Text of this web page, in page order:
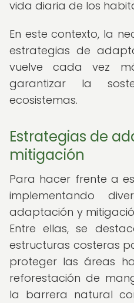
vida diaria de los
En este contexto, la
estrategias de
vuelve cada vez
garantizar la
ecosistemas.
Estrategias de
mitigación
Para hacer frente a
implementando
adaptación y
Entre ellas, se
estructuras costeras
proteger las áreas
reforestación de
la barrera natural